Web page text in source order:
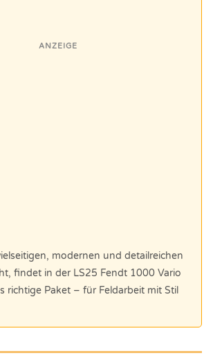
ANZEIGE
modernen und detailreichen
findet in der LS25 Fendt 1000 Vario
richtige Paket – für Feldarbeit mit Stil